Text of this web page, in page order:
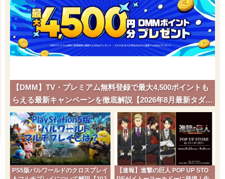
【DMM】TV・プレミアム無料登録で最大4,500ポイントも
らえる最新キャンペーンを徹底解説【2026年8月最新タダポ
チ】
PS5版パルワールドのクロスプレイ
【速報】進撃の巨人 POP UP STO